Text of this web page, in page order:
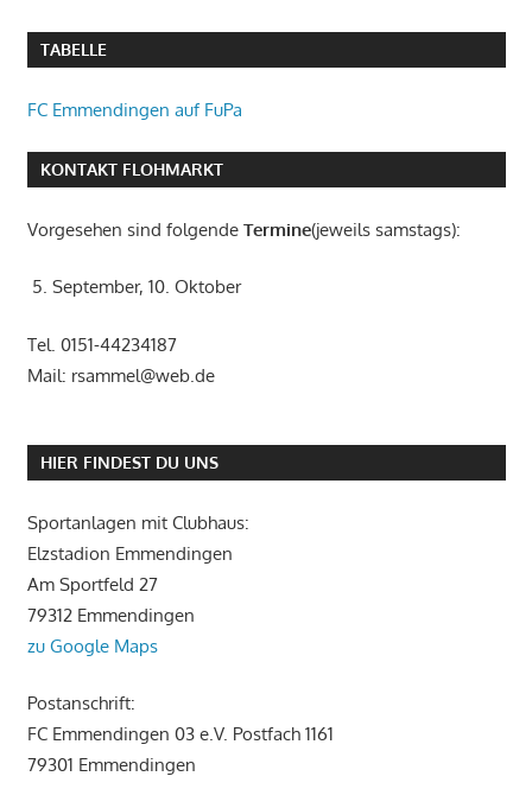
TABELLE
FC Emmendingen auf FuPa
KONTAKT FLOHMARKT
Vorgesehen sind folgende Termine(jeweils samstags):
5. September, 10. Oktober
Tel. 0151-44234187
Mail: rsammel@web.de
HIER FINDEST DU UNS
Sportanlagen mit Clubhaus:
Elzstadion Emmendingen
Am Sportfeld 27
79312 Emmendingen
zu Google Maps
Postanschrift:
FC Emmendingen 03 e.V. Postfach 1161
79301 Emmendingen